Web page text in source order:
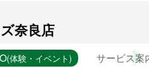
奈良店
(体験・イベント) サービス案